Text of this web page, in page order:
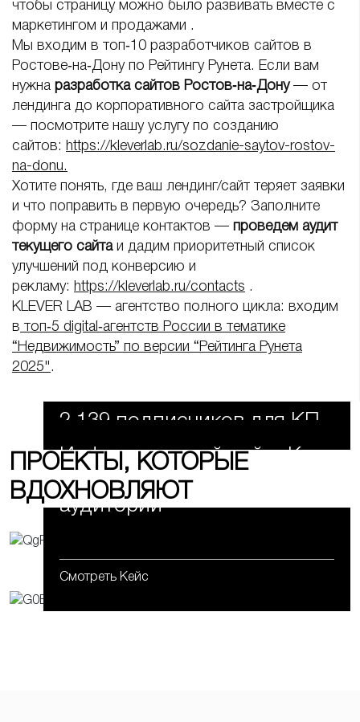
чтобы страницу можно было развивать вместе с
маркетингом и продажами .
Мы входим в топ‑10 разработчиков сайтов в
Ростове‑на‑Дону по Рейтингу Рунета. Если вам
нужна разработка сайтов Ростов‑на‑Дону— от
лендинга до корпоративного сайта застройщика
— посмотрите нашу услугу по созданию
сайтов: https://kleverlab.ru/sozdanie-saytov-rostov-
na-donu.
Хотите понять, где ваш лендинг/сайт теряет заявки
и что поправить в первую очередь? Заполните
форму на странице контактов — проведем аудит
текущего сайтаи дадим приоритетный список
улучшений под конверсию и
рекламу: https://kleverlab.ru/contacts .
KLEVER LAB — агентство полного цикла: входим
в топ‑5 digital‑агентств России в тематике
“Недвижимость” по версии “Рейтинга Рунета
2025".
ПРОЕКТЫ, КОТОРЫЕ
ВДОХНОВЛЯЮТ
2 139 подписчиков для КП
"Владимировка"
Смотреть Кейс
Информативный сайт «Код
здоровья» для широкой
аудитории
Смотреть Кейс